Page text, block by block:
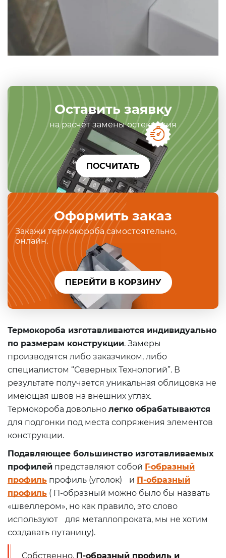
Оставить заявку
на расчет замены остекления
ПОСЧИТАТЬ
Оформить заказ
Закажи термокороба самостоятельно,
онлайн.
ПЕРЕЙТИ В КОРЗИНУ
Термокороба изготавливаются индивидуально
по размерам конструкции. Замеры
производятся либо заказчиком, либо
специалистом “Северных Технологий”. В
результате получается уникальная облицовка не
имеющая швов на внешних углах.
Термокороба довольно легко обрабатываются
для подгонки под места сопряжения элементов
конструкции.
Подавляющее большинство изготавливаемых
профилей представляют собой Г-образный
профиль профиль (уголок) и П-образный
профиль ( П-образный можно было бы назвать
«швеллером», но как правило, это слово
используют для металлопроката, мы не хотим
создавать путаницу).
Собственно, П-образный профиль и